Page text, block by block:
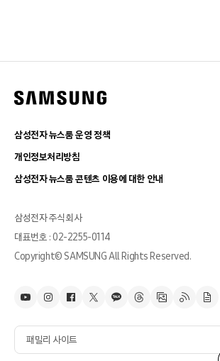
삼성전자 뉴스룸 운영 정책
개인정보처리방침
삼성전자 뉴스룸 콘텐츠 이용에 대한 안내
삼성전자 주식회사
대표번호 : 02-2255-0114
Copyright© SAMSUNG All Rights Reserved.
패밀리 사이트